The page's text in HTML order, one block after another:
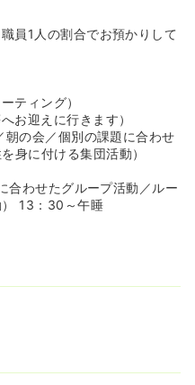
員1人の割合でお預かりして
ティング）
お迎えに行きます）
の会／個別の課題に合わせ
身に付ける集団活動）
合わせたグループ活動／ルー
） 13：30～午睡